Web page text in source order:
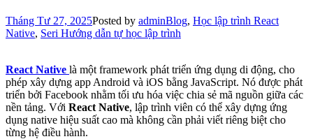
Tháng Tư 27, 2025Posted by adminBlog, Học lập trình React
Native, Seri Hướng dẫn tự học lập trình
React Native là một framework phát triển ứng dụng di động, cho
phép xây dựng app Android và iOS bằng JavaScript. Nó được phát
triển bởi Facebook nhằm tối ưu hóa việc chia sẻ mã nguồn giữa các
nền tảng. Với React Native, lập trình viên có thể xây dựng ứng
dụng native hiệu suất cao mà không cần phải viết riêng biệt cho
từng hệ điều hành.